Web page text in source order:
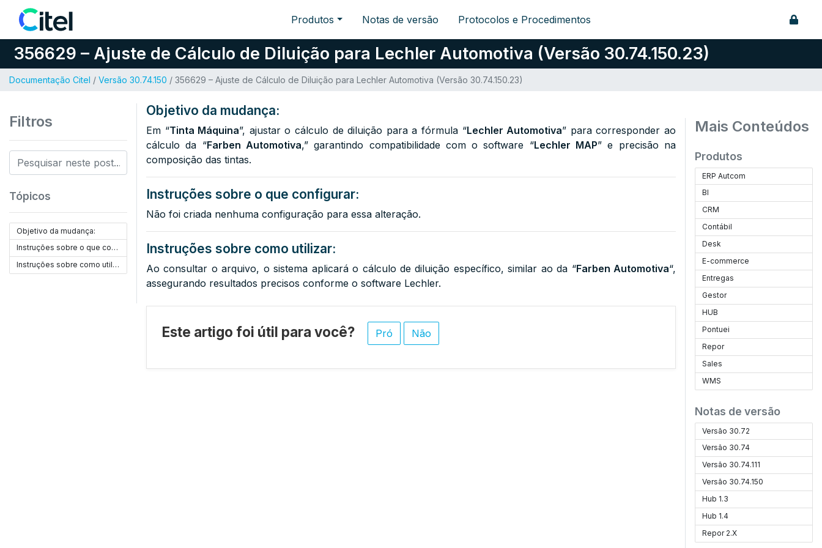
Pular para o conteúdo Produtos Notas de versão Protocolos e Procedimentos
356629 – Ajuste de Cálculo de Diluição para Lechler Automotiva (Versão 30.74.150.23)
Documentação Citel / Versão 30.74.150 / 356629 – Ajuste de Cálculo de Diluição para Lechler Automotiva (Versão 30.74.150.23)
Filtros
Tópicos
Objetivo da mudança:
Instruções sobre o que configurar:
Instruções sobre como utilizar:
Objetivo da mudança:
Em “Tinta Máquina”, ajustar o cálculo de diluição para a fórmula “Lechler Automotiva” para corresponder ao
cálculo da “Farben Automotiva,” garantindo compatibilidade com o software “Lechler MAP” e precisão na
composição das tintas.
Instruções sobre o que configurar:
Não foi criada nenhuma configuração para essa alteração.
Instruções sobre como utilizar:
Ao consultar o arquivo, o sistema aplicará o cálculo de diluição específico, similar ao da “Farben Automotiva“,
assegurando resultados precisos conforme o software Lechler.
Este artigo foi útil para você? Pró Não
Mais Conteúdos
Produtos
ERP Autcom
BI
CRM
Contábil
Desk
E-commerce
Entregas
Gestor
HUB
Pontuei
Repor
Sales
WMS
Notas de versão
Versão 30.72
Versão 30.74
Versão 30.74.111
Versão 30.74.150
Hub 1.3
Hub 1.4
Repor 2.X